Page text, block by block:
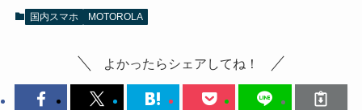
国内スマホ MOTOROLA
よかったらシェアしてね！